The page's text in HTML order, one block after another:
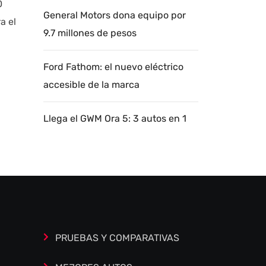
el
General Motors dona equipo por
9.7 millones de pesos
Ford Fathom: el nuevo eléctrico
accesible de la marca
Llega el GWM Ora 5: 3 autos en 1
PRUEBAS Y COMPARATIVAS
IA en desarrollo. Autoanalítica optimiza